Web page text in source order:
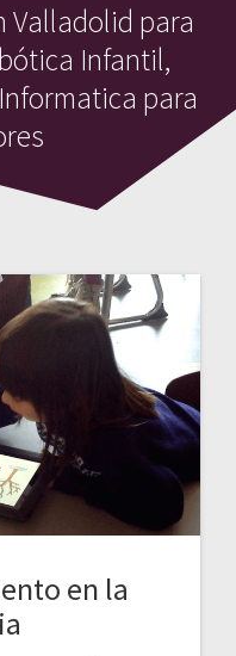
Valladolid para
Infantil,
para
en la